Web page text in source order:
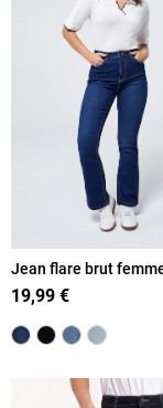
Jean flare brut
19,99 €